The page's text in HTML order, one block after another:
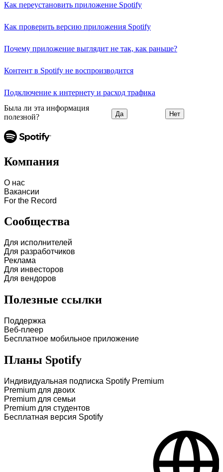
Как переустановить приложение Spotify
Как проверить версию приложения Spotify
Почему приложение выглядит не так, как раньше?
Контент в Spotify не воспроизводится
Подключение к интернету и расход трафика
Была ли эта информация
полезной?
Да Нет
Компания
О нас
Вакансии
For the Record
Сообщества
Для исполнителей
Для разработчиков
Реклама
Для инвесторов
Для вендоров
Полезные ссылки
Поддержка
Веб-плеер
Бесплатное мобильное приложение
Планы Spotify
Индивидуальная подписка Spotify Premium
Premium для двоих
Premium для семьи
Premium для студентов
Бесплатная версия Spotify